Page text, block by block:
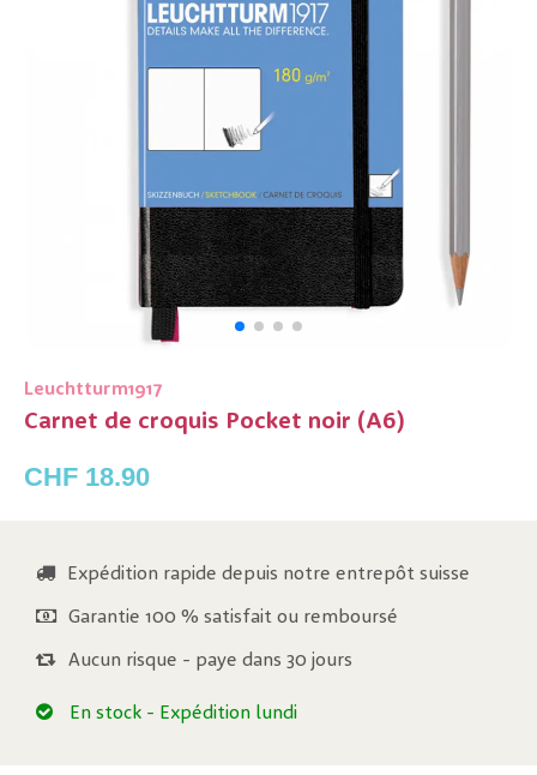
Leuchtturm1917
Carnet de croquis Pocket noir (A6)
CHF 18.90
Expédition rapide depuis notre entrepôt suisse
Garantie 100 % satisfait ou remboursé
Aucun risque - paye dans 30 jours
En stock - Expédition lundi